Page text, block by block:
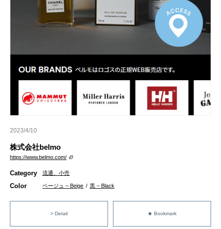
2023/4/10
株式会社belmo
https://www.belmo.com/
Category 流通、小売
Color ベージュ – Beige / 黒 – Black
> Detail ★ Bookmark